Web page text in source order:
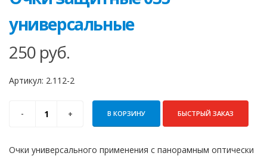
универсальные
250 руб.
Артикул: 2.112-2
В КОРЗИНУ БЫСТРЫЙ ЗАКАЗ
Очки универсального применения с панорамным оптически